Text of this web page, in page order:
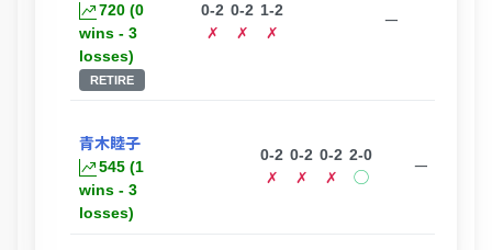
720 (0
wins - 3
losses)
RETIRE
0-2
✗
0-2
✗
1-2
✗
ー
青木睦子
545 (1
wins - 3
losses)
0-2
✗
0-2
✗
0-2
✗
2-0
◯
ー